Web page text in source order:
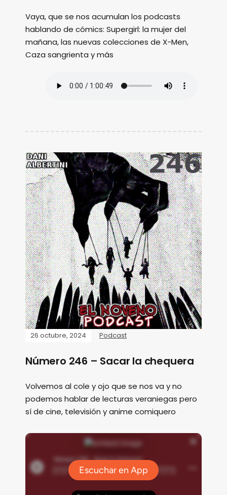
Vaya, que se nos acumulan los podcasts
hablando de cómics: Supergirl: la mujer del
mañana, las nuevas colecciones de X-Men,
Caza sangrienta y más
26 octubre, 2024 Podcast
Número 246 – Sacar la chequera
Volvemos al cole y ojo que se nos va y no
podemos hablar de lecturas veraniegas pero
sí de cine, televisión y anime comiquero